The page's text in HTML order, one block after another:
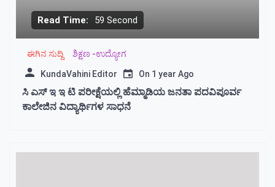
Read Time: 59 Second
ಈಗಿನ ಸುದ್ದಿ ಶಿಕ್ಷಣ -ಉದ್ಯೋಗ
KundaVahini Editor On 1 year Ago
ಸಿ ಎಸ್ ಇ ಇ ಟಿ ಪರೀಕ್ಷೆಯಲ್ಲಿ ಹೆಮ್ಮಾಡಿಯ ಜನತಾ ಪದವಿಪೂರ್ವ
ಕಾಲೇಜಿನ ವಿದ್ಯಾರ್ಥಿಗಳ ಸಾಧನೆ